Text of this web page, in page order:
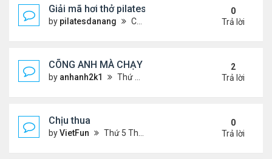
Giải mã hơi thở pilates: Chìa khóa vàng cho sức
by pilatesdanang Chủ nhật Tháng 7 27, 2025 12:57 pm
0
Trả lời
CÕNG ANH MÀ CHẠY
by anhanh2k1 Thứ 5 Tháng 5 16, 2024 2:19 am
2
Trả lời
Chịu thua
byVietFun Thứ 5 Tháng 6 22, 2023 12:26 pm
0
Trả lời